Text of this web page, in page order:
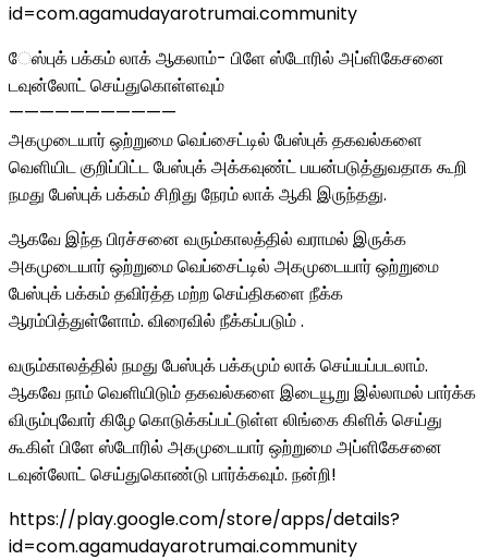
id=com.agamudayarotrumai.community
ேஸ்புக் பக்கம் லாக் ஆகலாம்- பிளே ஸ்டோரில் அப்ளிகேசனை
டவுன்லோட் செய்துகொள்ளவும்
———————————
அகமுடையார் ஒற்றுமை வெப்சைட்டில் பேஸ்புக் தகவல்களை
வெளியிட குறிப்பிட்ட பேஸ்புக் அக்கவுண்ட் பயன்படுத்துவதாக கூறி
நமது பேஸ்புக் பக்கம் சிறிது நேரம் லாக் ஆகி இருந்தது.
ஆகவே இந்த பிரச்சனை வரும்காலத்தில் வராமல் இருக்க
அகமுடையார் ஒற்றுமை வெப்சைட்டில் அகமுடையார் ஒற்றுமை
பேஸ்புக் பக்கம் தவிர்த்த மற்ற செய்திகளை நீக்க
ஆரம்பித்துள்ளோம். விரைவில் நீக்கப்படும் .
வரும்காலத்தில் நமது பேஸ்புக் பக்கமும் லாக் செய்யப்படலாம்.
ஆகவே நாம் வெளியிடும் தகவல்களை இடையூறு இல்லாமல் பார்க்க
விரும்புவோர் கிழே கொடுக்கப்பட்டுள்ள லிங்கை கிளிக் செய்து
கூகிள் பிளே ஸ்டோரில் அகமுடையார் ஒற்றுமை அப்ளிகேசனை
டவுன்லோட் செய்துகொண்டு பார்க்கவும். நன்றி!
https://play.google.com/store/apps/details?
id=com.agamudayarotrumai.community